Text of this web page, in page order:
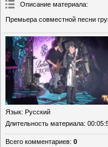
Описание материала:
Премьера совместной песни
Язык: Русский
Длительность материала:
Всего комментариев: 0